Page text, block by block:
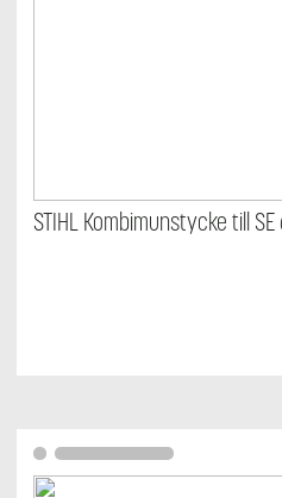
STIHL Kombimunstycke till SE